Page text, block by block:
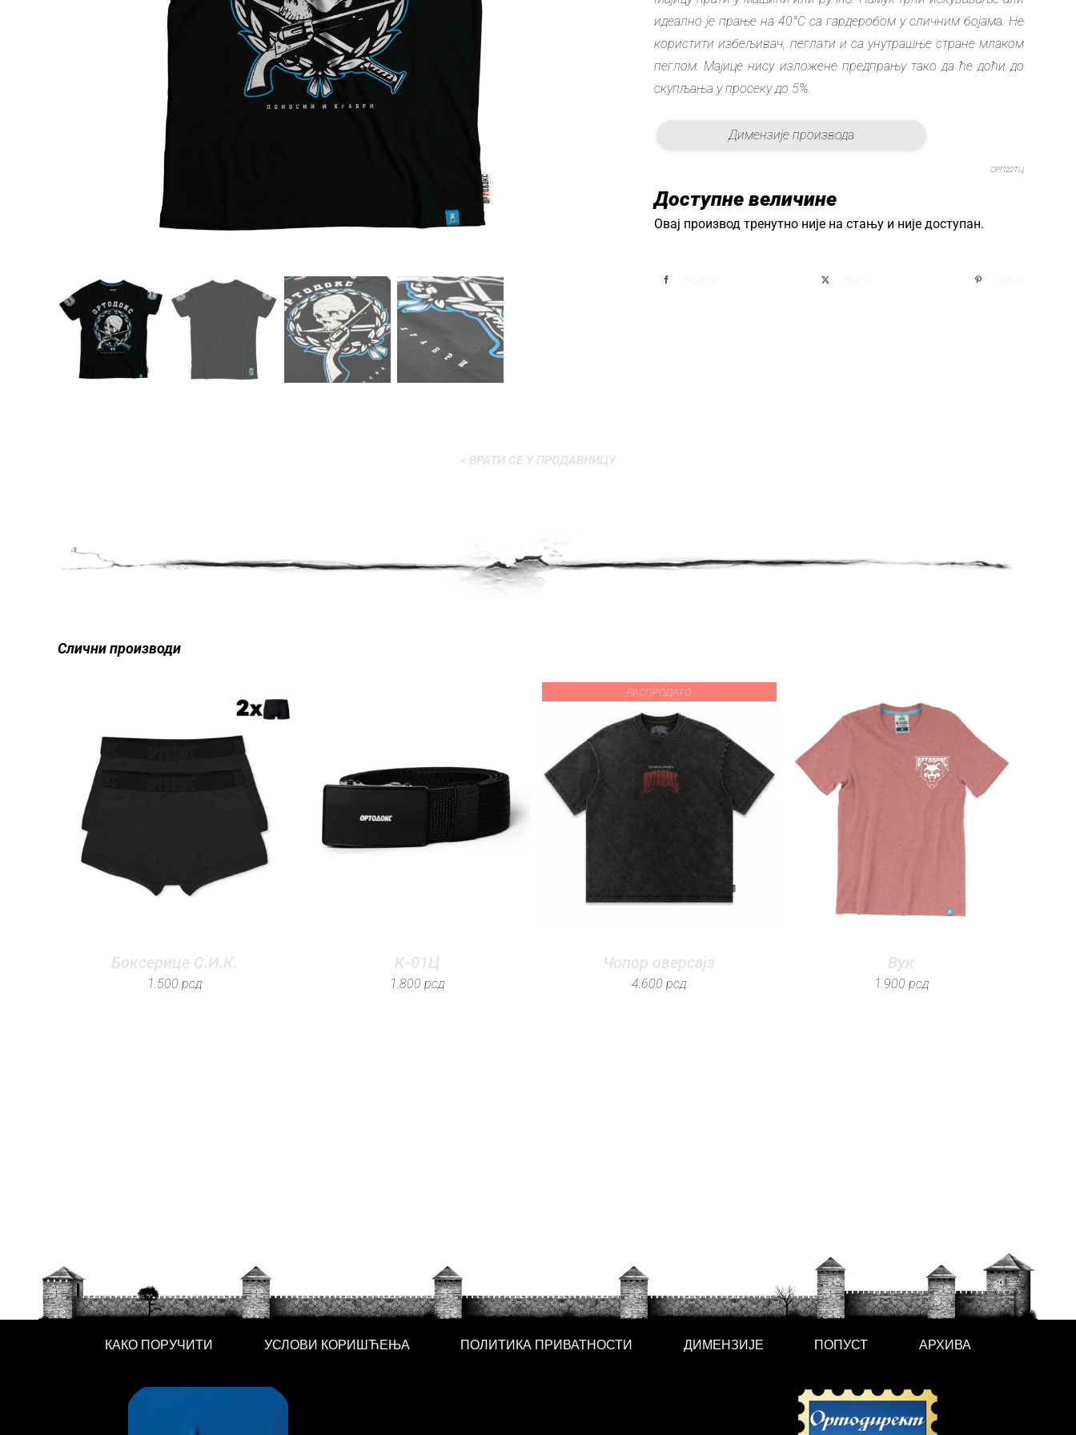
идеално је прање на 40°C са гардеробом у сличним бојама. Не
користити избељивач, пеглати и са унутрашње стране млаком
пеглом. Мајице нису изложене предпрању тако да ће доћи до
скупљања у просеку до 5%.
Димензије производа
СРП22ТЦ
Доступне величине
Овај производ тренутно није на стању и није доступан.
< ВРАТИ СЕ У ПРОДАВНИЦУ
Слични производи
Боксерице С.И.К.
1.500рсд
К-01Ц
1.800 рсд
РАСПРОДАТО
Чопор оверсајз
4.600рсд
Вук
1.900 рсд
КАКО ПОРУЧИТИ УСЛОВИ КОРИШЋЕЊА ПОЛИТИКА ПРИВАТНОСТИ ДИМЕНЗИЈЕ ПОПУСТ АРХИВА